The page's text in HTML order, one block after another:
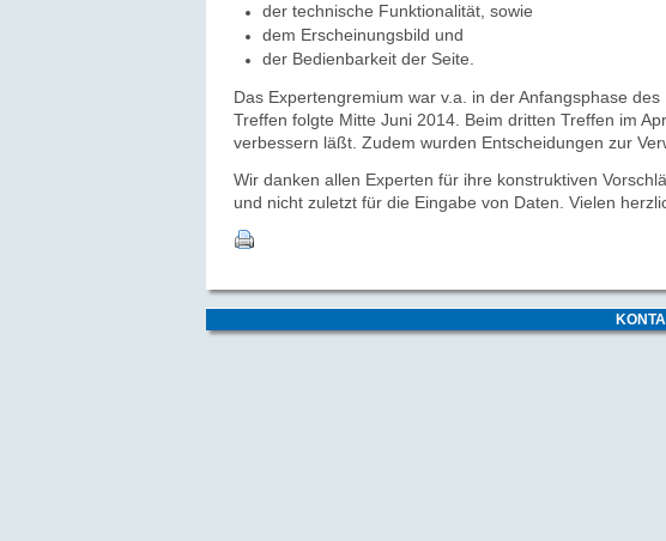
der technische Funktionalität, sowie
dem Erscheinungsbild und
der Bedienbarkeit der Seite.
Das Expertengremium war v.a. in der Anfangsphase
Treffen folgte Mitte Juni 2014. Beim dritten Treffen im
verbessern läßt. Zudem wurden Entscheidungen zur
Wir danken allen Experten für ihre konstruktiven
und nicht zuletzt für die Eingabe von Daten. Vielen